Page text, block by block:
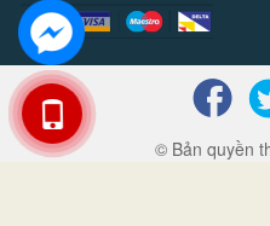
© Bản quyền